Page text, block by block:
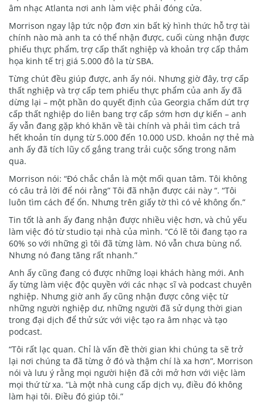
âm nhạc Atlanta nơi anh làm việc phải đóng cửa.
Morrison ngay lập tức nộp đơn xin bất kỳ hình thức hỗ trợ tài
chính nào mà anh ta có thể nhận được, cuối cùng nhận được
phiếu thực phẩm, trợ cấp thất nghiệp và khoản trợ cấp thảm
họa kinh tế trị giá 5.000 đô la từ SBA.
Từng chút đều giúp được, anh ấy nói. Nhưng giờ đây, trợ cấp
thất nghiệp và trợ cấp tem phiếu thực phẩm của anh ấy đã
dừng lại – một phần do quyết định của Georgia chấm dứt trợ
cấp thất nghiệp do liên bang trợ cấp sớm hơn dự kiến – anh
ấy vẫn đang gặp khó khăn về tài chính và phải tìm cách trả
hết khoản tín dụng từ 5.000 đến 10.000 USD. khoản nợ thẻ mà
anh ấy đã tích lũy cố gắng trang trải cuộc sống trong năm
qua.
Morrison nói: “Đó chắc chắn là một mối quan tâm. Tôi không
có câu trả lời để nói rằng” Tôi đã nhận được cái này “. “Tôi
luôn tìm cách để ổn. Nhưng trên giấy tờ thì có vẻ không ổn.”
Tin tốt là anh ấy đang nhận được nhiều việc hơn, và chủ yếu
làm việc đó từ studio tại nhà của mình. “Có lẽ tôi đang tạo ra
60% so với những gì tôi đã từng làm. Nó vẫn chưa bùng nổ.
Nhưng nó đang tăng rất nhanh.”
Anh ấy cũng đang có được những loại khách hàng mới. Anh
ấy từng làm việc độc quyền với các nhạc sĩ và podcast chuyên
nghiệp. Nhưng giờ anh ấy cũng nhận được công việc từ
những người nghiệp dư, những người đã sử dụng thời gian
trong đại dịch để thử sức với việc tạo ra âm nhạc và tạo
podcast.
“Tôi rất lạc quan. Chỉ là vấn đề thời gian khi chúng ta sẽ trở
lại nơi chúng ta đã từng ở đó và thậm chí là xa hơn”, Morrison
nói và lưu ý rằng mọi người hiện đã cởi mở hơn với việc làm
mọi thứ từ xa. “Là một nhà cung cấp dịch vụ, điều đó không
làm hại tôi. Điều đó giúp tôi.”